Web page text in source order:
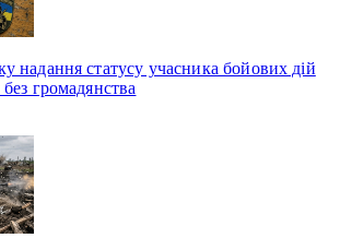
надання статусу учасника бойових дій
громадянства